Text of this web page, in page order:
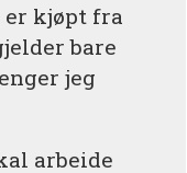
kjøpt fra
bare
jeg
arbeide